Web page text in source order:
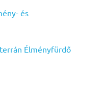
és
Élményfürdő